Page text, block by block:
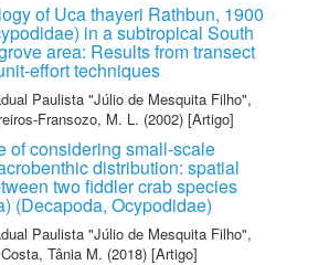
of Uca thayeri Rathbun, 1900
in a subtropical South
area: Results from transect
effort techniques
Paulista "Júlio de Mesquita Filho",
Fransozo, M. L. (2002) [Artigo]
of considering small-scale
distribution: spatial
two fiddler crab species
(Decapoda, Ocypodidae)
Paulista "Júlio de Mesquita Filho",
Costa, Tânia M. (2018) [Artigo]